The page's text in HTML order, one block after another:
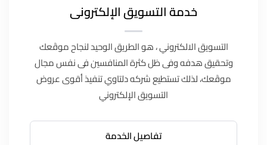
خدمة التسويق الإلكترونى
التسويق الالكتروني ، هو الطريق الوحيد لنجاح موقَعك
وتحقيق هدفه وفى ظل كثرة المنافسين فى نفس مجال
موقَعك، لذلك تستطيع شركه دلتاوي تنفيذ أقوى عروض
التسويق الإلكتروني
تفاصيل الخدمة